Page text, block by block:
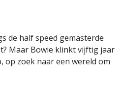
de half speed gemasterde
Maar Bowie klinkt vijftig jaar
op zoek naar een wereld om